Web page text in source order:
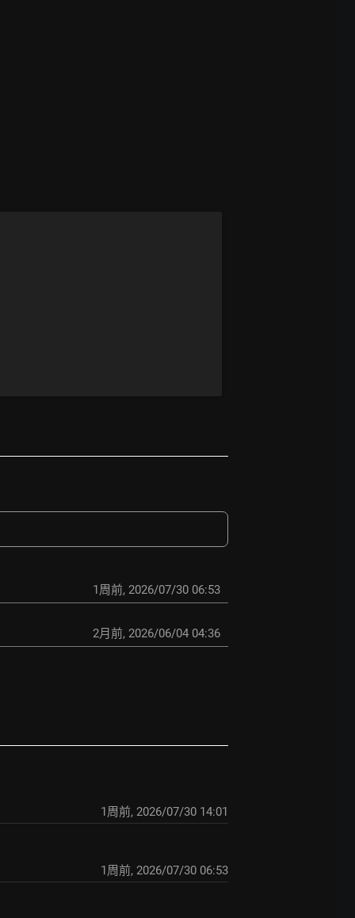
1周前, 2026/07/30 06:53
2月前, 2026/06/04 04:36
1周前, 2026/07/30 14:01
1周前, 2026/07/30 06:53